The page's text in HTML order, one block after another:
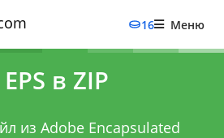
16 Меню
в ZIP
из Adobe Encapsulated